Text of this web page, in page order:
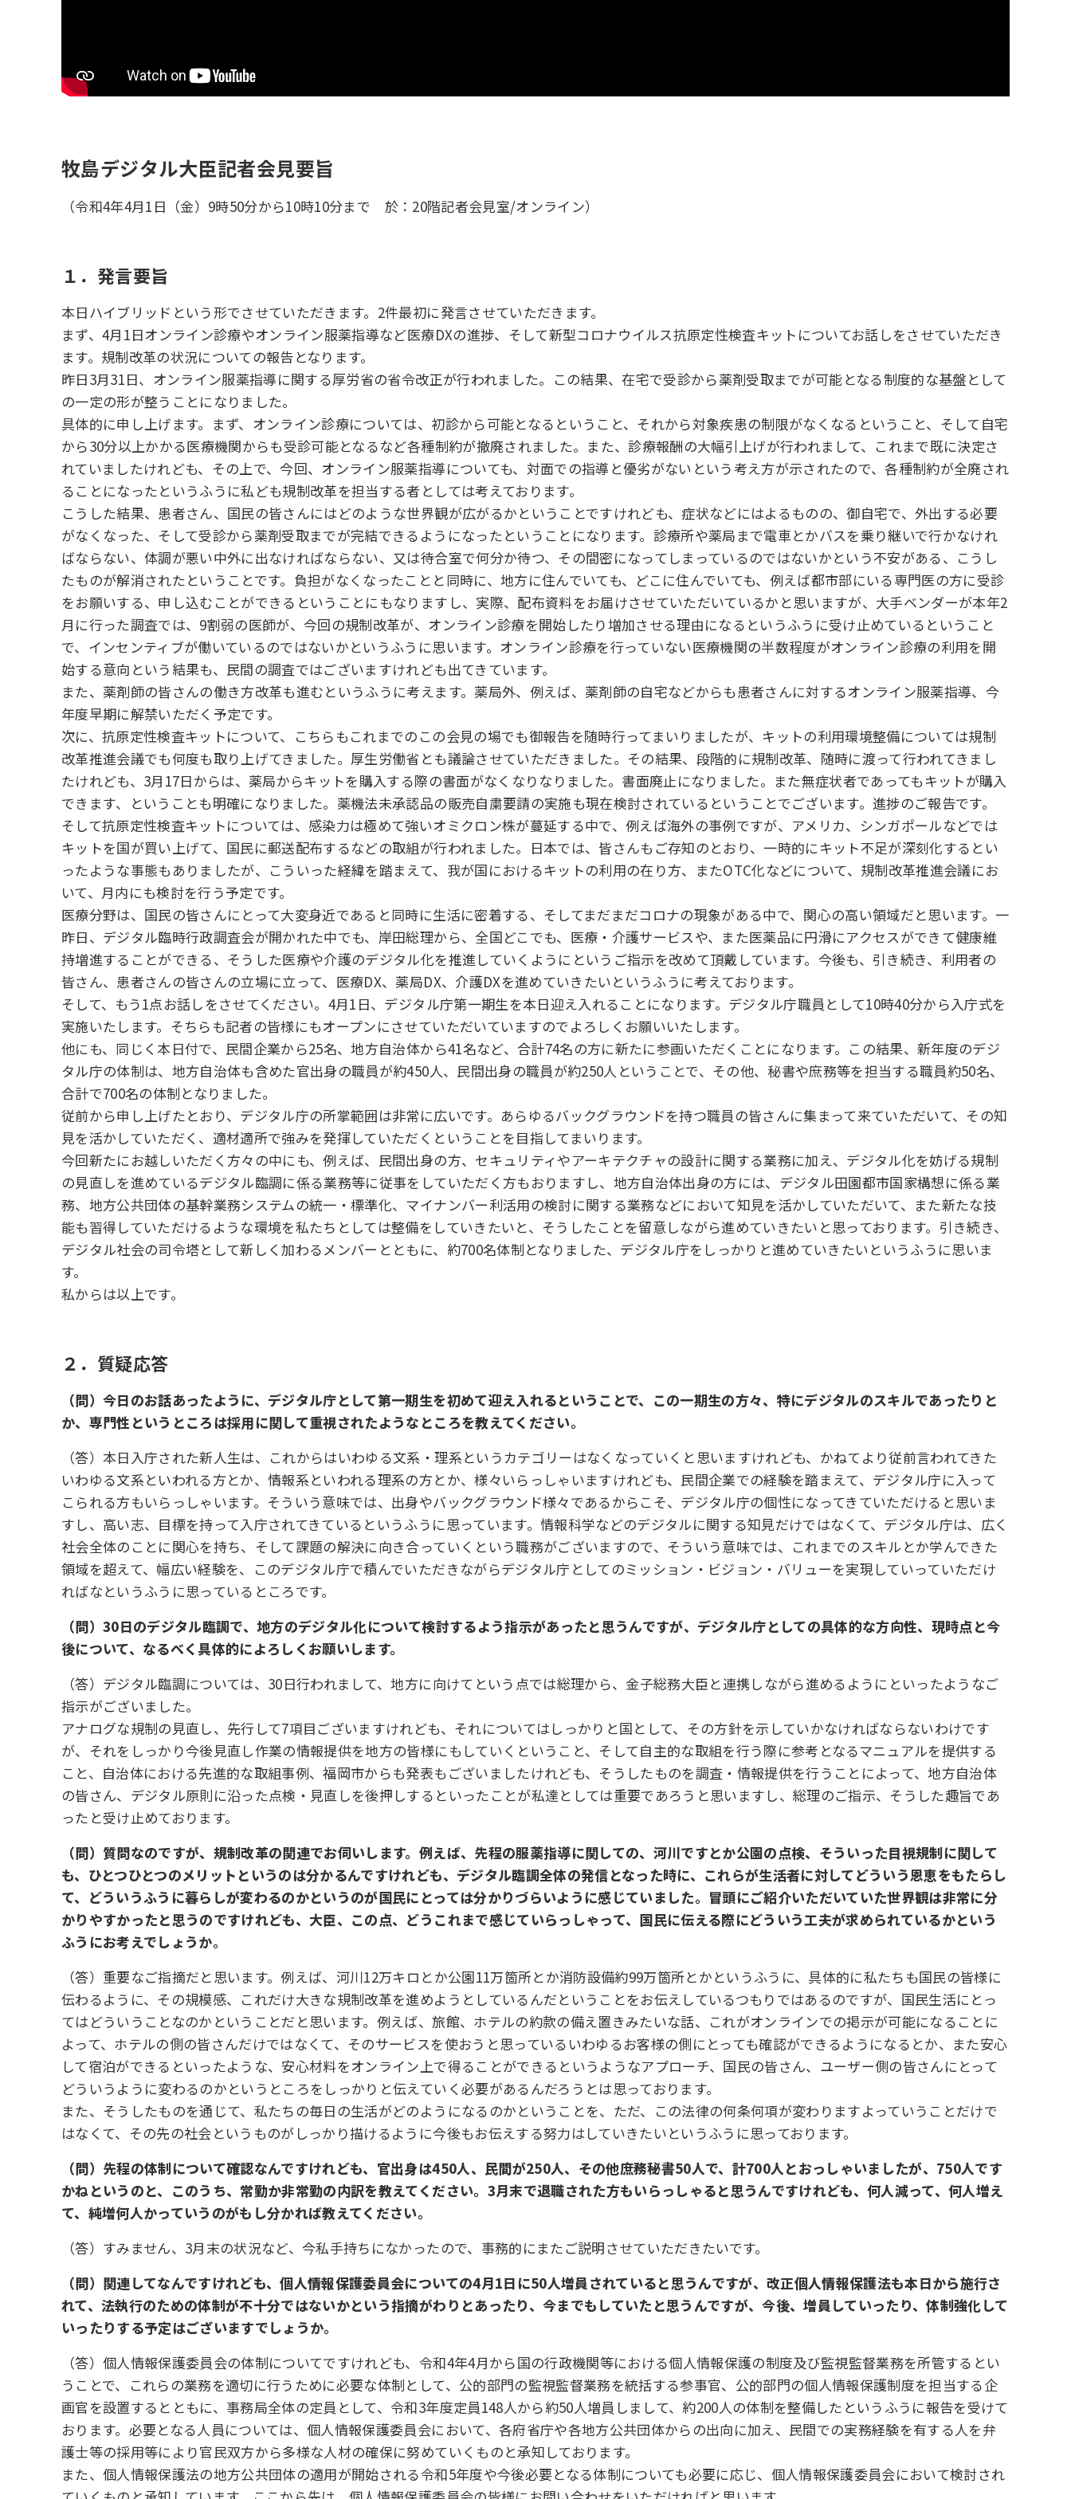
牧島デジタル大臣記者会見要旨
（令和4年4月1日（金）9時50分から10時10分まで 於：20階記者会見室/オンライン）
１．発言要旨
本日ハイブリッドという形でさせていただきます。2件最初に発言させていただきます。
まず、4月1日オンライン診療やオンライン服薬指導など医療DXの進捗、そして新型コロナウイルス抗原定性検査キットについてお話しをさせていただき
ます。規制改革の状況についての報告となります。
昨日3月31日、オンライン服薬指導に関する厚労省の省令改正が行われました。この結果、在宅で受診から薬剤受取までが可能となる制度的な基盤として
の一定の形が整うことになりました。
具体的に申し上げます。まず、オンライン診療については、初診から可能となるということ、それから対象疾患の制限がなくなるということ、そして自宅
から30分以上かかる医療機関からも受診可能となるなど各種制約が撤廃されました。また、診療報酬の大幅引上げが行われまして、これまで既に決定さ
れていましたけれども、その上で、今回、オンライン服薬指導についても、対面での指導と優劣がないという考え方が示されたので、各種制約が全廃され
ることになったというふうに私ども規制改革を担当する者としては考えております。
こうした結果、患者さん、国民の皆さんにはどのような世界観が広がるかということですけれども、症状などにはよるものの、御自宅で、外出する必要
がなくなった、そして受診から薬剤受取までが完結できるようになったということになります。診療所や薬局まで電車とかバスを乗り継いで行かなけれ
ばならない、体調が悪い中外に出なければならない、又は待合室で何分か待つ、その間密になってしまっているのではないかという不安がある、こうし
たものが解消されたということです。負担がなくなったことと同時に、地方に住んでいても、どこに住んでいても、例えば都市部にいる専門医の方に受診
をお願いする、申し込むことができるということにもなりますし、実際、配布資料をお届けさせていただいているかと思いますが、大手ベンダーが本年2
月に行った調査では、9割弱の医師が、今回の規制改革が、オンライン診療を開始したり増加させる理由になるというふうに受け止めているということ
で、インセンティブが働いているのではないかというふうに思います。オンライン診療を行っていない医療機関の半数程度がオンライン診療の利用を開
始する意向という結果も、民間の調査ではございますけれども出てきています。
また、薬剤師の皆さんの働き方改革も進むというふうに考えます。薬局外、例えば、薬剤師の自宅などからも患者さんに対するオンライン服薬指導、今
年度早期に解禁いただく予定です。
次に、抗原定性検査キットについて、こちらもこれまでのこの会見の場でも御報告を随時行ってまいりましたが、キットの利用環境整備については規制
改革推進会議でも何度も取り上げてきました。厚生労働省とも議論させていただきました。その結果、段階的に規制改革、随時に渡って行われてきまし
たけれども、3月17日からは、薬局からキットを購入する際の書面がなくなりなりました。書面廃止になりました。また無症状者であってもキットが購入
できます、ということも明確になりました。薬機法未承認品の販売自粛要請の実施も現在検討されているということでございます。進捗のご報告です。
そして抗原定性検査キットについては、感染力は極めて強いオミクロン株が蔓延する中で、例えば海外の事例ですが、アメリカ、シンガポールなどでは
キットを国が買い上げて、国民に郵送配布するなどの取組が行われました。日本では、皆さんもご存知のとおり、一時的にキット不足が深刻化するとい
ったような事態もありましたが、こういった経緯を踏まえて、我が国におけるキットの利用の在り方、またOTC化などについて、規制改革推進会議にお
いて、月内にも検討を行う予定です。
医療分野は、国民の皆さんにとって大変身近であると同時に生活に密着する、そしてまだまだコロナの現象がある中で、関心の高い領域だと思います。一
昨日、デジタル臨時行政調査会が開かれた中でも、岸田総理から、全国どこでも、医療・介護サービスや、また医薬品に円滑にアクセスができて健康維
持増進することができる、そうした医療や介護のデジタル化を推進していくようにというご指示を改めて頂戴しています。今後も、引き続き、利用者の
皆さん、患者さんの皆さんの立場に立って、医療DX、薬局DX、介護DXを進めていきたいというふうに考えております。
そして、もう1点お話しをさせてください。4月1日、デジタル庁第一期生を本日迎え入れることになります。デジタル庁職員として10時40分から入庁式を
実施いたします。そちらも記者の皆様にもオープンにさせていただいていますのでよろしくお願いいたします。
他にも、同じく本日付で、民間企業から25名、地方自治体から41名など、合計74名の方に新たに参画いただくことになります。この結果、新年度のデジ
タル庁の体制は、地方自治体も含めた官出身の職員が約450人、民間出身の職員が約250人ということで、その他、秘書や庶務等を担当する職員約50名、
合計で700名の体制となりました。
従前から申し上げたとおり、デジタル庁の所掌範囲は非常に広いです。あらゆるバックグラウンドを持つ職員の皆さんに集まって来ていただいて、その知
見を活かしていただく、適材適所で強みを発揮していただくということを目指してまいります。
今回新たにお越しいただく方々の中にも、例えば、民間出身の方、セキュリティやアーキテクチャの設計に関する業務に加え、デジタル化を妨げる規制
の見直しを進めているデジタル臨調に係る業務等に従事をしていただく方もおりますし、地方自治体出身の方には、デジタル田園都市国家構想に係る業
務、地方公共団体の基幹業務システムの統一・標準化、マイナンバー利活用の検討に関する業務などにおいて知見を活かしていただいて、また新たな技
能も習得していただけるような環境を私たちとしては整備をしていきたいと、そうしたことを留意しながら進めていきたいと思っております。引き続き、
デジタル社会の司令塔として新しく加わるメンバーとともに、約700名体制となりました、デジタル庁をしっかりと進めていきたいというふうに思いま
す。
私からは以上です。
２．質疑応答
（問）今日のお話あったように、デジタル庁として第一期生を初めて迎え入れるということで、この一期生の方々、特にデジタルのスキルであったりと
か、専門性というところは採用に関して重視されたようなところを教えてください。
（答）本日入庁された新人生は、これからはいわゆる文系・理系というカテゴリーはなくなっていくと思いますけれども、かねてより従前言われてきた
いわゆる文系といわれる方とか、情報系といわれる理系の方とか、様々いらっしゃいますけれども、民間企業での経験を踏まえて、デジタル庁に入って
こられる方もいらっしゃいます。そういう意味では、出身やバックグラウンド様々であるからこそ、デジタル庁の個性になってきていただけると思いま
すし、高い志、目標を持って入庁されてきているというふうに思っています。情報科学などのデジタルに関する知見だけではなくて、デジタル庁は、広く
社会全体のことに関心を持ち、そして課題の解決に向き合っていくという職務がございますので、そういう意味では、これまでのスキルとか学んできた
領域を超えて、幅広い経験を、このデジタル庁で積んでいただきながらデジタル庁としてのミッション・ビジョン・バリューを実現していっていただけ
ればなというふうに思っているところです。
（問）30日のデジタル臨調で、地方のデジタル化について検討するよう指示があったと思うんですが、デジタル庁としての具体的な方向性、現時点と今
後について、なるべく具体的によろしくお願いします。
（答）デジタル臨調については、30日行われまして、地方に向けてという点では総理から、金子総務大臣と連携しながら進めるようにといったようなご
指示がございました。
アナログな規制の見直し、先行して7項目ございますけれども、それについてはしっかりと国として、その方針を示していかなければならないわけです
が、それをしっかり今後見直し作業の情報提供を地方の皆様にもしていくということ、そして自主的な取組を行う際に参考となるマニュアルを提供する
こと、自治体における先進的な取組事例、福岡市からも発表もございましたけれども、そうしたものを調査・情報提供を行うことによって、地方自治体
の皆さん、デジタル原則に沿った点検・見直しを後押しするといったことが私達としては重要であろうと思いますし、総理のご指示、そうした趣旨であ
ったと受け止めております。
（問）質問なのですが、規制改革の関連でお伺いします。例えば、先程の服薬指導に関しての、河川ですとか公園の点検、そういった目視規制に関して
も、ひとつひとつのメリットというのは分かるんですけれども、デジタル臨調全体の発信となった時に、これらが生活者に対してどういう恩恵をもたらし
て、どういうふうに暮らしが変わるのかというのが国民にとっては分かりづらいように感じていました。冒頭にご紹介いただいていた世界観は非常に分
かりやすかったと思うのですけれども、大臣、この点、どうこれまで感じていらっしゃって、国民に伝える際にどういう工夫が求められているかという
ふうにお考えでしょうか。
（答）重要なご指摘だと思います。例えば、河川12万キロとか公園11万箇所とか消防設備約99万箇所とかというふうに、具体的に私たちも国民の皆様に
伝わるように、その規模感、これだけ大きな規制改革を進めようとしているんだということをお伝えしているつもりではあるのですが、国民生活にとっ
てはどういうことなのかということだと思います。例えば、旅館、ホテルの約款の備え置きみたいな話、これがオンラインでの掲示が可能になることに
よって、ホテルの側の皆さんだけではなくて、そのサービスを使おうと思っているいわゆるお客様の側にとっても確認ができるようになるとか、また安心
して宿泊ができるといったような、安心材料をオンライン上で得ることができるというようなアプローチ、国民の皆さん、ユーザー側の皆さんにとって
どういうように変わるのかというところをしっかりと伝えていく必要があるんだろうとは思っております。
また、そうしたものを通じて、私たちの毎日の生活がどのようになるのかということを、ただ、この法律の何条何項が変わりますよっていうことだけで
はなくて、その先の社会というものがしっかり描けるように今後もお伝えする努力はしていきたいというふうに思っております。
（問）先程の体制について確認なんですけれども、官出身は450人、民間が250人、その他庶務秘書50人で、計700人とおっしゃいましたが、750人です
かねというのと、このうち、常勤か非常勤の内訳を教えてください。3月末で退職された方もいらっしゃると思うんですけれども、何人減って、何人増え
て、純増何人かっていうのがもし分かれば教えてください。
（答）すみません、3月末の状況など、今私手持ちになかったので、事務的にまたご説明させていただきたいです。
（問）関連してなんですけれども、個人情報保護委員会についての4月1日に50人増員されていると思うんですが、改正個人情報保護法も本日から施行さ
れて、法執行のための体制が不十分ではないかという指摘がわりとあったり、今までもしていたと思うんですが、今後、増員していったり、体制強化して
いったりする予定はございますでしょうか。
（答）個人情報保護委員会の体制についてですけれども、令和4年4月から国の行政機関等における個人情報保護の制度及び監視監督業務を所管するとい
うことで、これらの業務を適切に行うために必要な体制として、公的部門の監視監督業務を統括する参事官、公的部門の個人情報保護制度を担当する企
画官を設置するとともに、事務局全体の定員として、令和3年度定員148人から約50人増員しまして、約200人の体制を整備したというふうに報告を受けて
おります。必要となる人員については、個人情報保護委員会において、各府省庁や各地方公共団体からの出向に加え、民間での実務経験を有する人を弁
護士等の採用等により官民双方から多様な人材の確保に努めていくものと承知しております。
また、個人情報保護法の地方公共団体の適用が開始される令和5年度や今後必要となる体制についても必要に応じ、個人情報保護委員会において検討され